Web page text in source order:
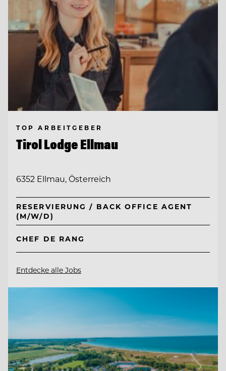
TOP ARBEITGEBER
Tirol Lodge Ellmau
6352 Ellmau, Österreich
RESERVIERUNG / BACK OFFICE AGENT
(M/W/D)
CHEF DE RANG
Entdecke alle Jobs